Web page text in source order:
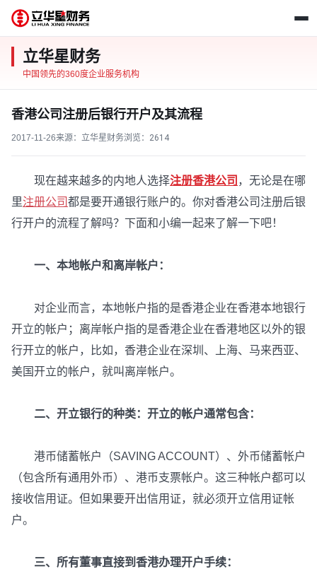
立华星财务
中国领先的360度企业服务机构
香港公司注册后银行开户及其流程
2017-11-26来源：立华星财务浏览： 2614
现在越来越多的内地人选择注册香港公司 ，无论是在哪
里注册公司都是要开通银行账户的。你对香港公司注册后银
行开户的流程了解吗？下面和小编一起来了解一下吧！
一、本地帐户和离岸帐户：
对企业而言，本地帐户指的是香港企业在香港本地银行
开立的帐户；离岸帐户指的是香港企业在香港地区以外的银
行开立的帐户，比如，香港企业在深圳、上海、马来西亚、
美国开立的帐户，就叫离岸帐户。
二、开立银行的种类：开立的帐户通常包含：
港币储蓄帐户（SAVING ACCOUNT）、外币储蓄帐户
（包含所有通用外币）、港币支票帐户。这三种帐户都可以
接收信用证。但如果要开出信用证，就必须开立信用证帐
户。
三、所有董事直接到香港办理开户手续：